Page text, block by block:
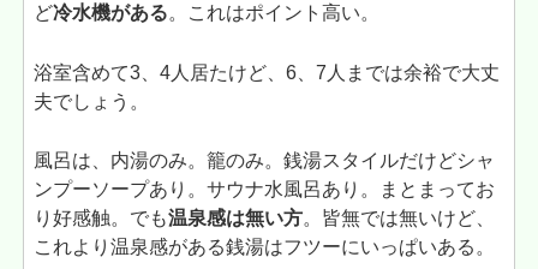
ど冷水機がある。これはポイント高い。
浴室含めて3、4人居たけど、6、7人までは余裕で大丈
夫でしょう。
風呂は、内湯のみ。籠のみ。銭湯スタイルだけどシャ
ンプーソープあり。サウナ水風呂あり。まとまってお
り好感触。でも温泉感は無い方。皆無では無いけど、
これより温泉感がある銭湯はフツーにいっぱいある。